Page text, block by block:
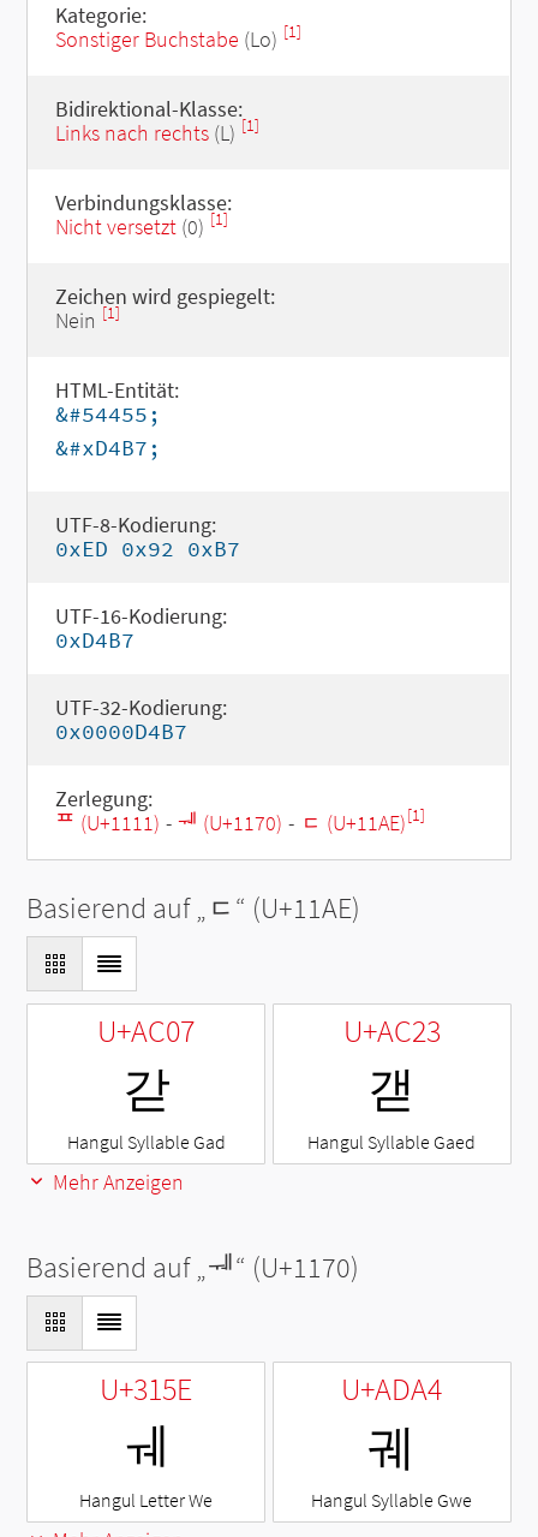
Kategorie:
Sonstiger Buchstabe (Lo) [1]
Bidirektional-Klasse:
Links nach rechts(L) [1]
Verbindungsklasse:
Nicht versetzt(0) [1]
Zeichen wird gespiegelt:
Nein [1]
HTML-Entität:
&#54455;
&#xD4B7;
UTF-8-Kodierung:
0xED 0x92 0xB7
UTF-16-Kodierung:
0xD4B7
UTF-32-Kodierung:
0x0000D4B7
Zerlegung:
ᄑ (U+1111) - ᅰ (U+1170) - ᆮ (U+11AE)[1]
Basierend auf „ᆮ“ (U+11AE)
U+AC07
갇
Hangul Syllable Gad
U+AC23
갣
Hangul Syllable Gaed
Mehr Anzeigen
Basierend auf „ᅰ“ (U+1170)
U+315E
ㅞ
Hangul Letter We
U+ADA4
궤
Hangul Syllable Gwe